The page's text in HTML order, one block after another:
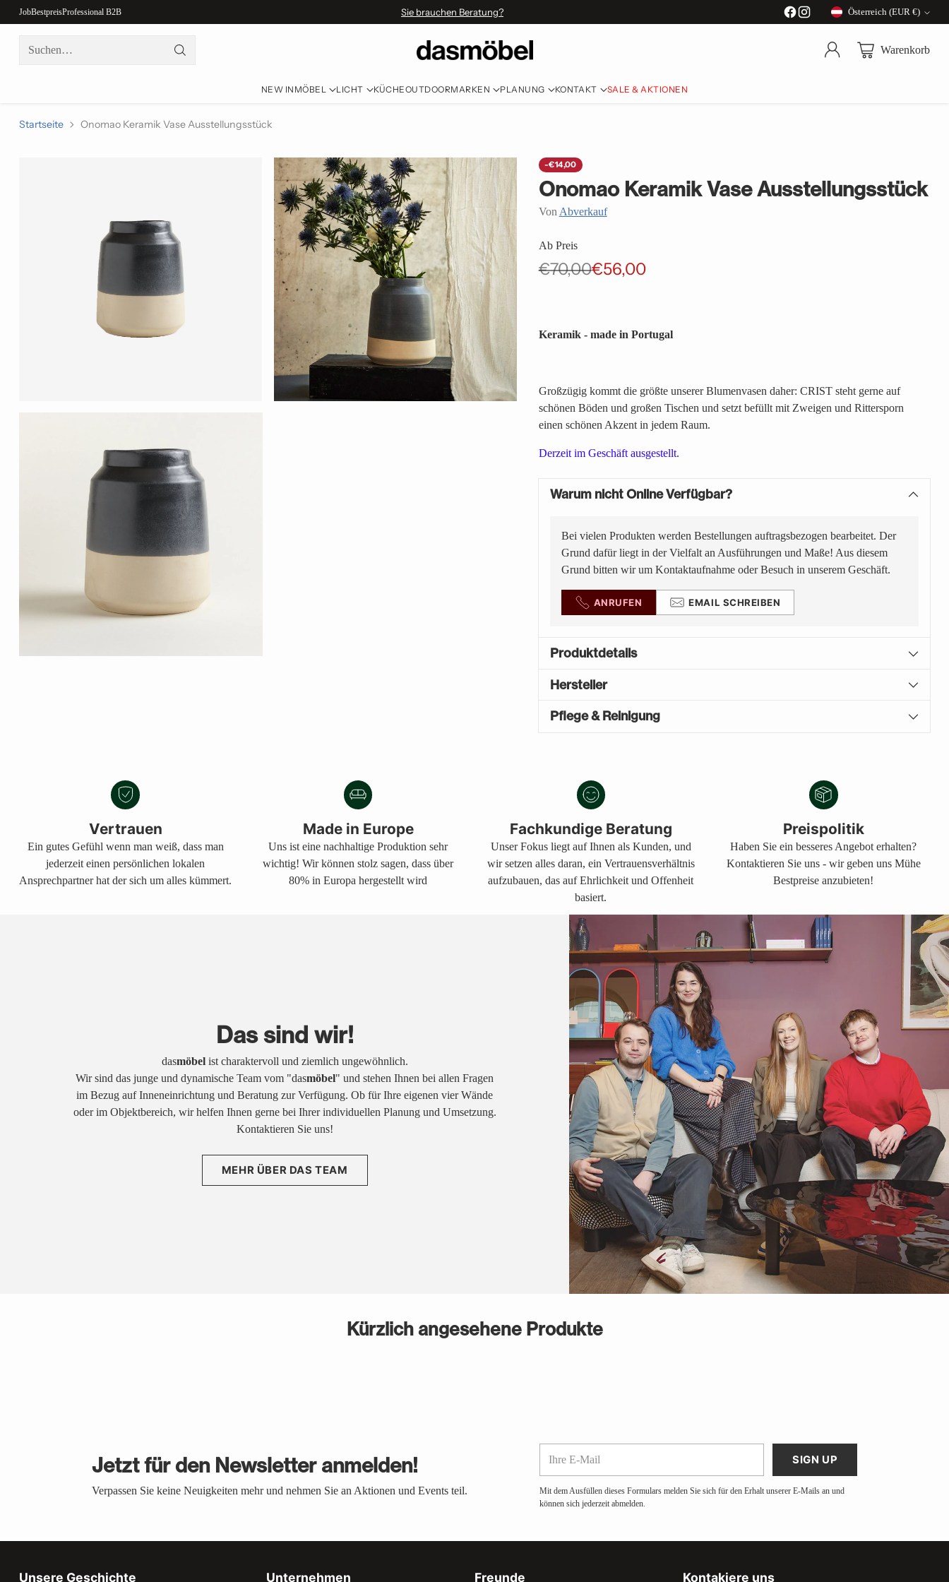
JobBestpreisProfessional B2B Sie brauchen Beratung?
Währung
Österreich (EUR €)
Suchen… Warenkorb
NEW IN MÖBEL LICHT KÜCHEOUTDOORMARKEN PLANUNG KONTAKT SALE & AKTIONEN
Startseite Onomao Keramik Vase Ausstellungsstück
-€14,00
Onomao Keramik Vase Ausstellungsstück
Von Abverkauf
Ab Preis
Normaler
€70,00€56,00
Keramik - made in Portugal
Großzügig kommt die größte unserer Blumenvasen daher: CRIST steht gerne auf
schönen Böden und großen Tischen und setzt befüllt mit Zweigen und Rittersporn
einen schönen Akzent in jedem Raum.
Derzeit im Geschäft ausgestellt.
Warum nicht Online Verfügbar?
Bei vielen Produkten werden Bestellungen auftragsbezogen bearbeitet. Der
Grund dafür liegt in der Vielfalt an Ausführungen und Maße! Aus diesem
Grund bitten wir um Kontaktaufnahme oder Besuch in unserem Geschäft.
ANRUFEN EMAIL SCHREIBEN
Produktdetails
Hersteller
Pflege & Reinigung
R
K
A
U
Warenkorb
legen
Vertrauen
Ein gutes Gefühl wenn man weiß, dass man
jederzeit einen persönlichen lokalen
Ansprechpartner hat der sich um alles kümmert.
Made in Europe
Uns ist eine nachhaltige Produktion sehr
wichtig! Wir können stolz sagen, dass über
80% in Europa hergestellt wird
Fachkundige Beratung
Unser Fokus liegt auf Ihnen als Kunden, und
wir setzen alles daran, ein Vertrauensverhältnis
aufzubauen, das auf Ehrlichkeit und Offenheit
basiert.
Preispolitik
Haben Sie ein besseres Angebot erhalten?
Kontaktieren Sie uns - wir geben uns Mühe
Bestpreise anzubieten!
Das sind wir!
dasmöbelist charaktervoll und ziemlich ungewöhnlich.
Wir sind das junge und dynamische Team vom "dasmöbel" und stehen Ihnen bei allen Fragen
im Bezug auf Inneneinrichtung und Beratung zur Verfügung. Ob für Ihre eigenen vier Wände
oder im Objektbereich, wir helfen Ihnen gerne bei Ihrer individuellen Planung und Umsetzung.
Kontaktieren Sie uns!
MEHR ÜBER DAS TEAM
Kürzlich angesehene Produkte
Jetzt für den Newsletter anmelden!
Verpassen Sie keine Neuigkeiten mehr und nehmen Sie an Aktionen und Events teil.
Mail
SIGN UP
Mit dem Ausfüllen dieses Formulars melden Sie sich für den Erhalt unserer E-Mails an und
können sich jederzeit abmelden.
Unsere Geschichte Unternehmen Freunde Kontakiere uns